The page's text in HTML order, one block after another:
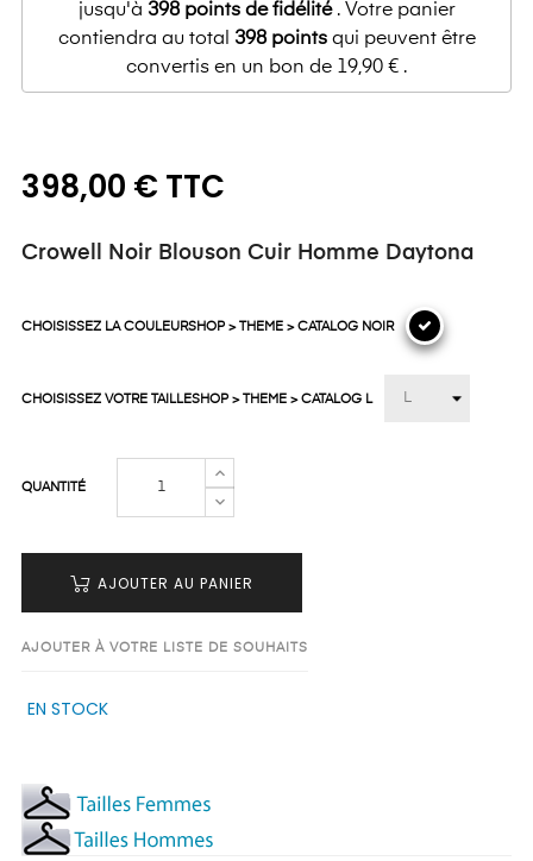
jusqu'à 398points de fidélité. Votre panier
contiendra au total 398pointsqui peuvent être
convertis en un bon de 19,90 € .
398,00 € TTC
Crowell Noir Blouson Cuir Homme Daytona
CHOISISSEZ LA COULEURSHOP > THEME > CATALOG NOIR
CHOISISSEZ VOTRE TAILLESHOP > THEME > CATALOG L
QUANTITÉ
AJOUTER AU PANIER
AJOUTER À VOTRE LISTE DE SOUHAITS
EN STOCK